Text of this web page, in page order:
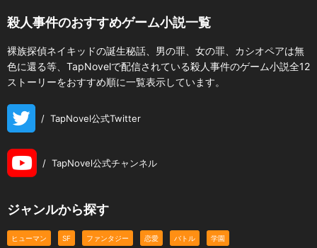
殺人事件のおすすめゲーム小説一覧
裸族探偵ネイキッドの誕生秘話、男の罪、女の罪、カシオペアは無
色に還る等、TapNovelで配信されている殺人事件のゲーム小説全12
ストーリーをおすすめ順に一覧表示しています。
/ TapNovel公式Twitter
/ TapNovel公式チャンネル
ジャンルから探す
ヒューマン SF ファンタジー 恋愛 バトル 学園